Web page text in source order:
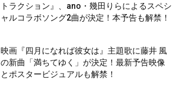
トラクション』、ano・幾田りらによるスペシ
ャルコラボソング2曲が決定！本予告も解禁！
映画『四月になれば彼女は』主題歌に藤井 風
の新曲「満ちてゆく」が決定！最新予告映像
とポスタービジュアルも解禁！